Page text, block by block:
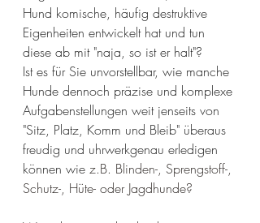
Hund komische, häufig destruktive
Eigenheiten entwickelt hat und tun
diese ab mit "naja, so ist er halt"?
Ist es für Sie unvorstellbar, wie manche
Hunde dennoch präzise und komplexe
Aufgabenstellungen weit jenseits von
"Sitz, Platz, Komm und Bleib" überaus
freudig und uhrwerkgenau erledigen
können wie z.B. Blinden-, Sprengstoff-,
Schutz-, Hüte- oder Jagdhunde?